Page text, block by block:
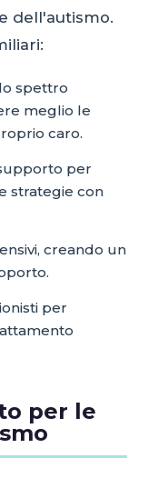
dell'autismo.
spettro
meglio le
caro.
per
strategie con
creando un
per
per le